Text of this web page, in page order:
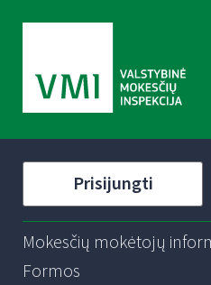
Prisijungti
Mokesčių mokėtojų
Formos